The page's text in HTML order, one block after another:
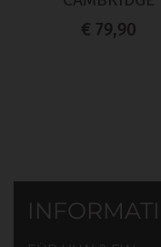
€ 79,90